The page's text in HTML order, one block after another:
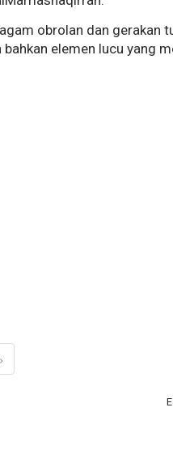
obrolan dan gerakan
elemen lucu yang